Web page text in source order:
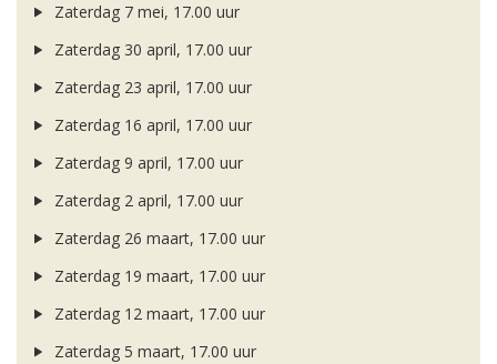
Zaterdag 7 mei, 17.00 uur
Zaterdag 30 april, 17.00 uur
Zaterdag 23 april, 17.00 uur
Zaterdag 16 april, 17.00 uur
Zaterdag 9 april, 17.00 uur
Zaterdag 2 april, 17.00 uur
Zaterdag 26 maart, 17.00 uur
Zaterdag 19 maart, 17.00 uur
Zaterdag 12 maart, 17.00 uur
Zaterdag 5 maart, 17.00 uur